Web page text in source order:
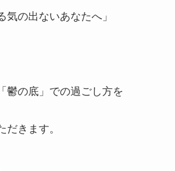
気の出ないあなたへ」
鬱の底」での過ごし方を
だきます。